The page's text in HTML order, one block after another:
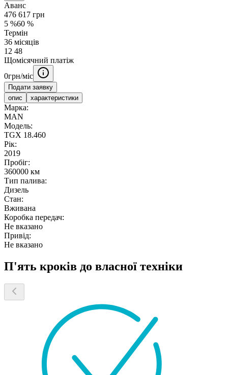
Аванс
476 617 грн
5 %60 %
Термін
36 місяців
12 48
Щомісячний платіж
0грн/міс
Подати заявку
опис
характеристики
Марка:
MAN
Модель:
TGX 18.460
Рік:
2019
Пробіг:
360000 км
Тип палива:
Дизель
Стан:
Вживана
Коробка передач:
Не вказано
Привід:
Не вказано
П'ять кроків до власної техніки